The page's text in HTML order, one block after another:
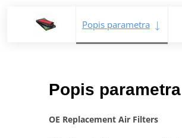
Popis parametra
Popis parametra
OE Replacement Air Filters